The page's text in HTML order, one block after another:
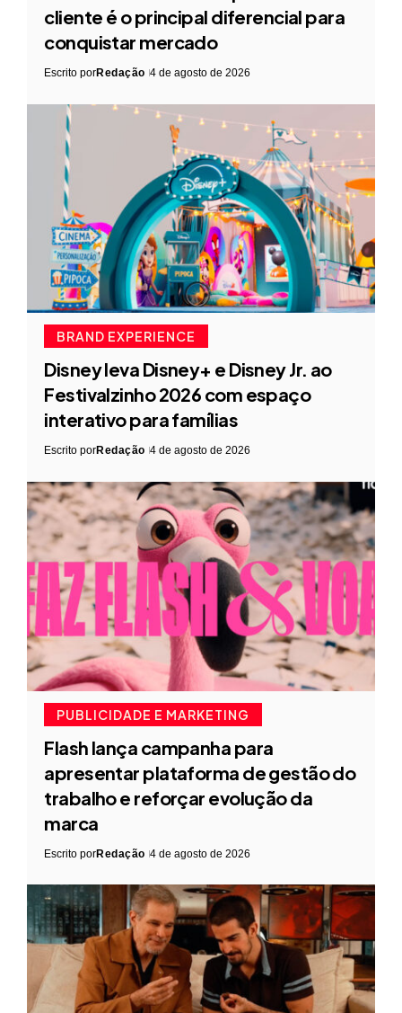
cliente é o principal diferencial para
conquistar mercado
Escrito porRedação 4 de agosto de 2026
BRAND EXPERIENCE
Disney leva Disney+ e Disney Jr. ao
Festivalzinho 2026 com espaço
interativo para famílias
Escrito porRedação 4 de agosto de 2026
PUBLICIDADE E MARKETING
Flash lança campanha para
apresentar plataforma de gestão do
trabalho e reforçar evolução da
marca
Escrito porRedação 4 de agosto de 2026